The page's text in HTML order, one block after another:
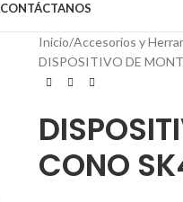
CONTÁCTANOS
Inicio Accesorios y
DISPOSITIVO DE
CONO